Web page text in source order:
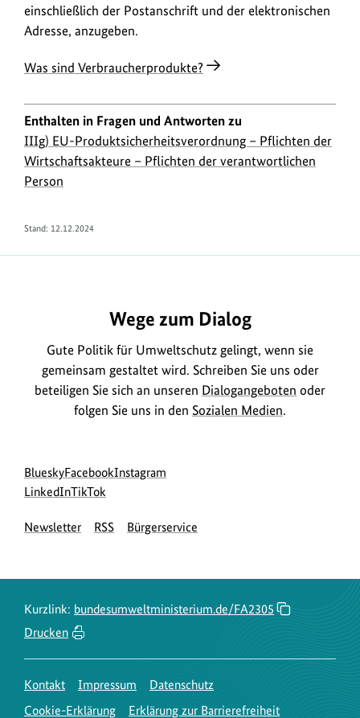
einschließlich der Postanschrift und der elektronischen
Adresse, anzugeben.
Was sind Verbraucherprodukte?
Enthalten in Fragen und Antworten zu
IIIg) EU-Produktsicherheitsverordnung – Pflichten der
Wirtschaftsakteure – Pflichten der verantwortlichen
Person
Stand: 12.12.2024
Wege zum Dialog
Gute Politik für Umweltschutz gelingt, wenn sie
gemeinsam gestaltet wird. Schreiben Sie uns oder
beteiligen Sie sich an unseren Dialogangeboten oder
folgen Sie uns in den Sozialen Medien.
Social
Media
Blueskyzur
Bluesky-
des
Facebookzur
des
Instagram
des
LinkedInzur
Seite
zur
Seite
TikTok
Newsletter RSS Bürgerservice
Kurzlink: bundesumweltministerium.de/FA2305
Drucken
Kontakt Impressum
Datenschutz
Cookie-Erklärung
Erklärung zur Barrierefreiheit